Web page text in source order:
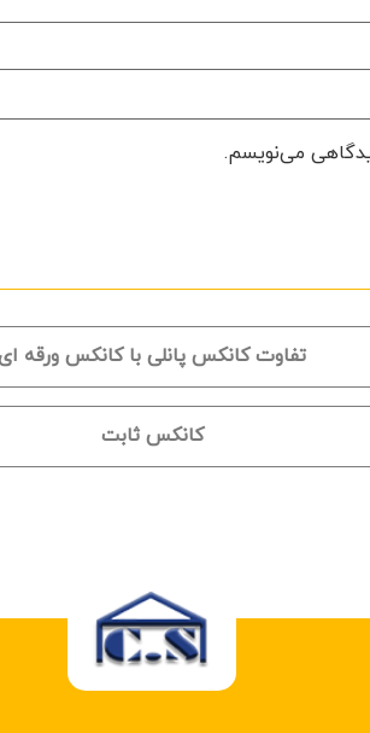
می‌نویسم.
تفاوت کانکس پانلی با کانکس ورقه
کانکس ثابت